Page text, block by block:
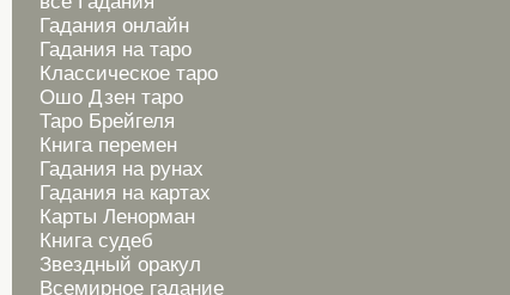
Гадания онлайн
Гадания на таро
Классическое таро
Ошо Дзен таро
Таро Брейгеля
Книга перемен
Гадания на рунах
Гадания на картах
Карты Ленорман
Книга судеб
Звездный оракул
Всемирное гадание